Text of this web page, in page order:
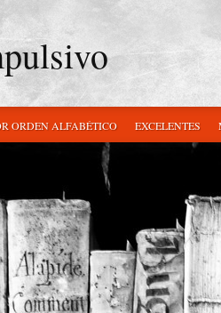
ORDEN ALFABÉTICO EXCELENTES